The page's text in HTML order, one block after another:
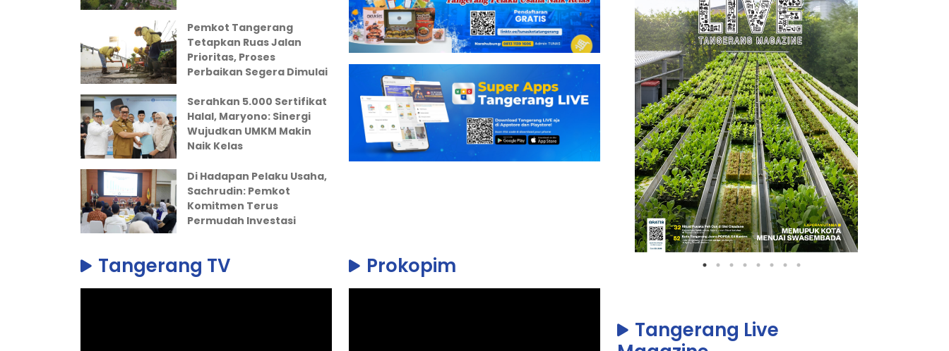
Pemkot Tangerang
Tetapkan Ruas Jalan
Prioritas, Proses
Perbaikan Segera Dimulai
Serahkan 5.000 Sertifikat
Halal, Maryono: Sinergi
Wujudkan UMKM Makin
Naik Kelas
Di Hadapan Pelaku Usaha,
Sachrudin: Pemkot
Komitmen Terus
Permudah Investasi
Tangerang TV Prokopim
Tangerang Live